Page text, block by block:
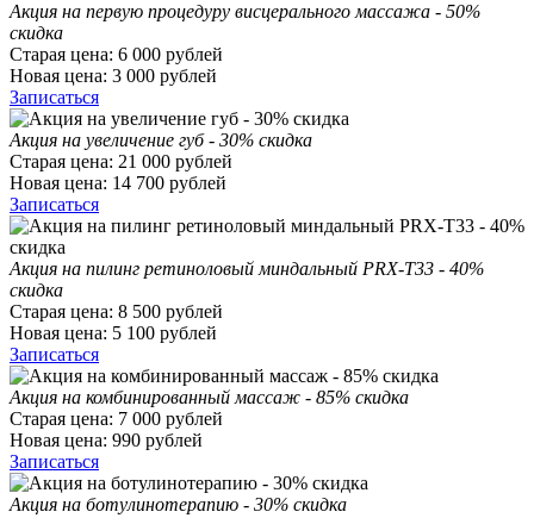
Акция на первую процедуру висцерального массажа - 50%
скидка
Старая цена: 6 000 рублей
Новая цена: 3 000 рублей
Записаться
Акция на увеличение губ - 30% скидка
Старая цена: 21 000 рублей
Новая цена: 14 700 рублей
Записаться
Акция на пилинг ретиноловый миндальный PRX-T33 - 40%
скидка
Старая цена: 8 500 рублей
Новая цена: 5 100 рублей
Записаться
Акция на комбинированный массаж - 85% скидка
Старая цена: 7 000 рублей
Новая цена: 990 рублей
Записаться
Акция на ботулинотерапию - 30% скидка